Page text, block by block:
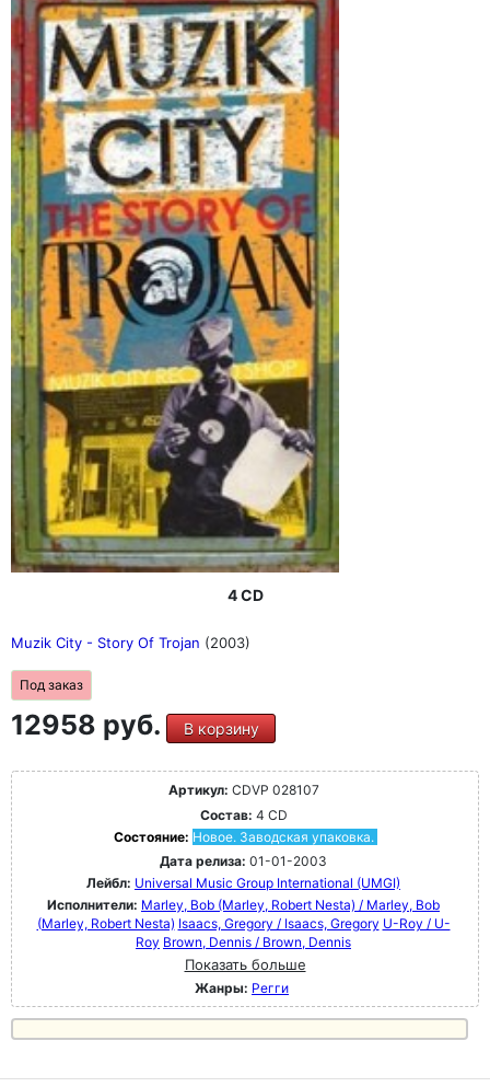
4 CD
Muzik City - Story Of Trojan (2003)
Под заказ
12958 руб. В корзину
Артикул: CDVP 028107
Состав: 4 CD
Состояние: Новое. Заводская упаковка.
Дата релиза: 01-01-2003
Лейбл: Universal Music Group International (UMGI)
Исполнители: Marley, Bob (Marley, Robert Nesta) / Marley, Bob
(Marley, Robert Nesta) Isaacs, Gregory / Isaacs, Gregory U-Roy / U-
Roy Brown, Dennis / Brown, Dennis
Показать больше
Жанры: Регги